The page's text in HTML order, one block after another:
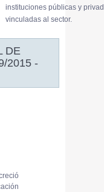
instituciones públicas y
vinculadas al sector.
DE
2015 -